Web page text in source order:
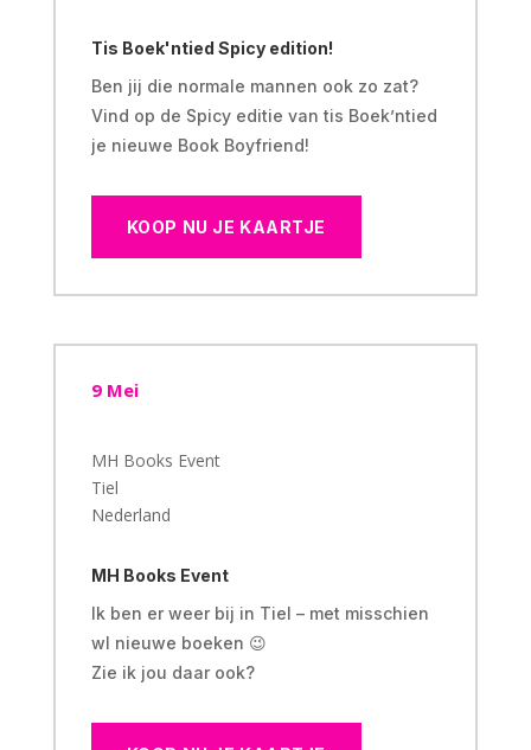
Tis Boek'ntied Spicy edition!
Ben jij die normale mannen ook zo zat?
Vind op de Spicy editie van tis Boek’ntied
je nieuwe Book Boyfriend!
KOOP NU JE KAARTJE
9 Mei
MH Books Event
Tiel
Nederland
MH Books Event
Ik ben er weer bij in Tiel – met misschien
wl nieuwe boeken 😉
Zie ik jou daar ook?